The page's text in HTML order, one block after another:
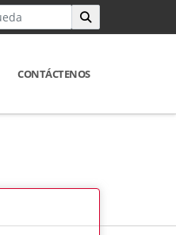
CONTÁCTENOS